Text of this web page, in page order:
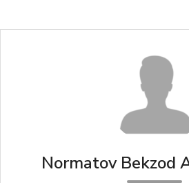
Normatov Bekzod